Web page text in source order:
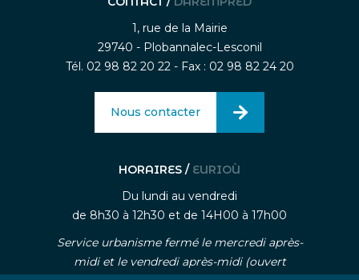
1, rue de la Mairie
29740 - Plobannalec-Lesconil
Tél. 02 98 82 20 22 - Fax : 02 98 82 24 20
Nous contacter
HORAIRES / EURIOÙ
Du lundi au vendredi
de 8h30 à 12h30 et de 14H00 à 17h00
Service urbanisme fermé le mercredi après-
midi et le vendredi après-midi (ouvert